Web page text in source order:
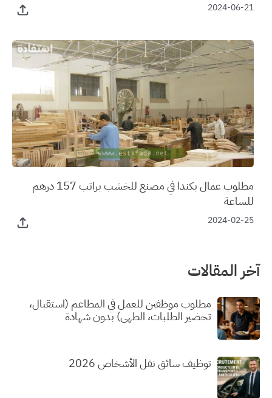
2024-06-21
مطلوب عمال بكندا في مصنع للخشب براتب 157 درهم
للساعة
2024-02-25
آخر المقالات
مطلوب موظفين للعمل في المطاعم (استقبال،
تحضير الطلبات، الطهي) بدون شهادة
توظيف سائق نقل الأشخاص 2026